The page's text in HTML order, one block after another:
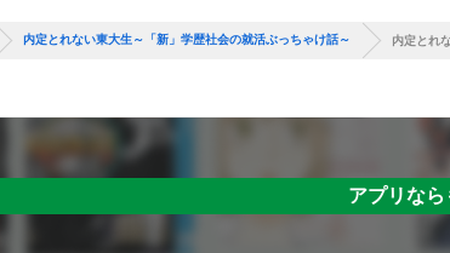
内定とれない東大生～「新」学歴社会の就活ぶっちゃけ話～ 内定とれ
アプリなら